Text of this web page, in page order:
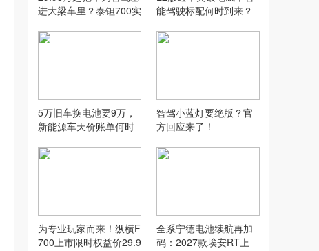
进大梁车里？泰钽700实
能驾驶标配何时到来？
5万旧车换电池要9万，
新能源车天价账单何时
智驾小蓝灯要绝版？官
方回应来了！
为专业玩家而来！纵横F
700上市限时权益价29.9
全系宁德电池续航再加
码：2027款埃安RT上